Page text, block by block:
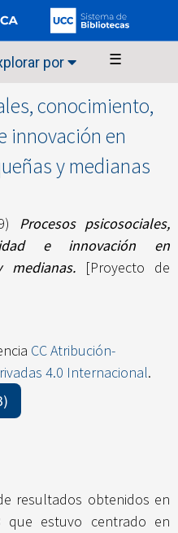
por ☰
conocimiento,
innovación en
y medianas
Procesos psicosociales,
e innovación en
medianas.[Proyecto de
CC Atribución-
4.0 Internacional.
resultados obtenidos en
que estuvo centrado en